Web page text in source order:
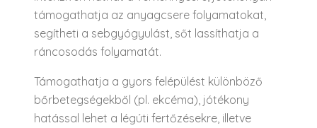
támogathatja az anyagcsere folyamatokat,
segítheti a sebgyógyulást, sőt lassíthatja a
ráncosodás folyamatát.
Támogathatja a gyors felépülést különböző
bőrbetegségekből (pl. ekcéma), jótékony
hatással lehet a légúti fertőzésekre, illetve